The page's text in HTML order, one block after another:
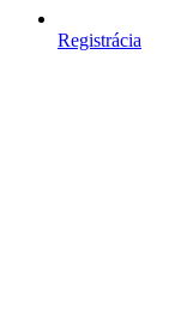
Registrácia